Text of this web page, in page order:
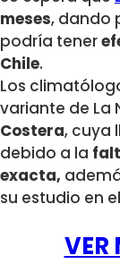
meses, dando
podría tener
Chile.
Los
variante de La
Costera, cuya
debido a la
exacta,
su estudio en
VER